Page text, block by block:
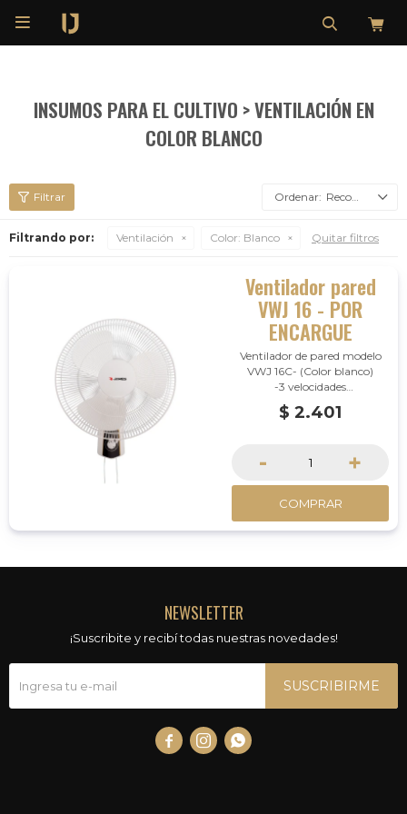

INSUMOS PARA EL CULTIVO > VENTILACIÓN EN
COLOR BLANCO
Recomendados
Filtrando por: Ventilación Color: Blanco Quitar filtros
Ventilador pared
VWJ 16 - POR
ENCARGUE
Ventilador de pared modelo
VWJ 16C- (Color blanco)
-3 velocidades
-Oscilante
-50 W.
$ 2.401
- +
COMPRAR
NEWSLETTER
¡Suscribite y recibí todas nuestras novedades!
SUSCRIBIRME
  